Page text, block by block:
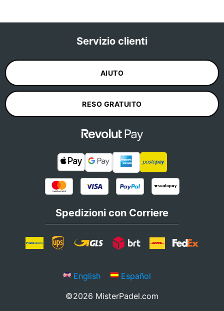
Servizio clienti
AIUTO
RESO GRATUITO
Spedizioni con Corriere
English
Español
©2026 MisterPadel.com